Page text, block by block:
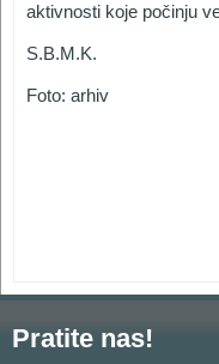
aktivnosti koje počinju
S.B.M.K.
Foto: arhiv
Pratite nas!